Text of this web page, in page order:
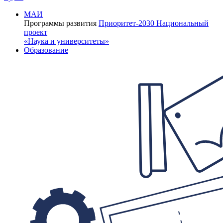
МАИ
Программы развития Приоритет-2030 Национальный
проект
«Наука и университеты»
Образование